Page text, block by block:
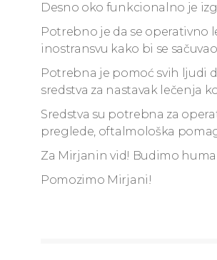
Desno oko funkcionalno je
Potrebno je da se operativno
inostransvu kako bi se
Potrebna je pomoć svih ljudi
sredstva za nastavak lečenja
Sredstva su potrebna za
preglede, oftalmološka
Za Mirjanin vid! Budimo
Pomozimo Mirjani!